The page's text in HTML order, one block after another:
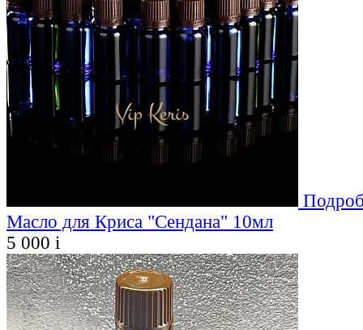
Масло для Криса "Сендана" 10мл
5 000 i